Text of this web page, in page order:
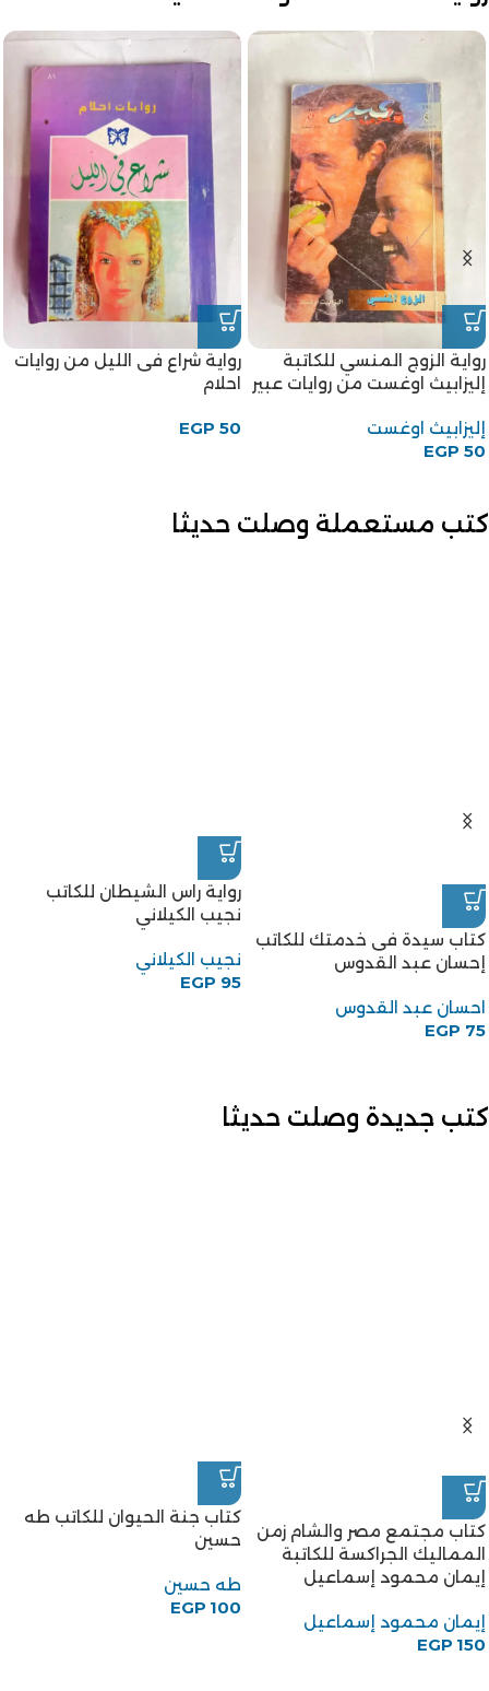
رواية الزوج المنسي للكاتبة
إليزابيث اوغست من روايات عبير
إليزابيث اوغست
EGP 50
رواية شراع فى الليل من روايات
احلام
EGP 50
كتب مستعملة وصلت حديثا
كتاب سيدة فى خدمتك للكاتب
إحسان عبد القدوس
احسان عبد القدوس
EGP 75
رواية راس الشيطان للكاتب
نجيب الكيلاني
نجيب الكيلاني
EGP 95
كتب جديدة وصلت حديثا
كتاب مجتمع مصر والشام زمن
المماليك الجراكسة للكاتبة
إيمان محمود إسماعيل
إيمان محمود إسماعيل
EGP 150
كتاب جنة الحيوان للكاتب طه
حسين
طه حسين
EGP 100